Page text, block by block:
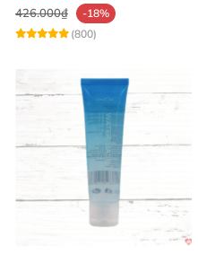
426.000₫
-18%
(800)